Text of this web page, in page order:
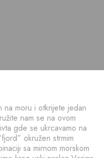
moru i otkrijete jedan
nam se na ovom
gde se ukrcavamo na
okružen strmim
sa mirnom morskom